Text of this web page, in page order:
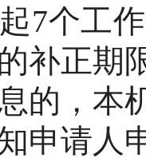
7个工
补正期
的，本
申请人